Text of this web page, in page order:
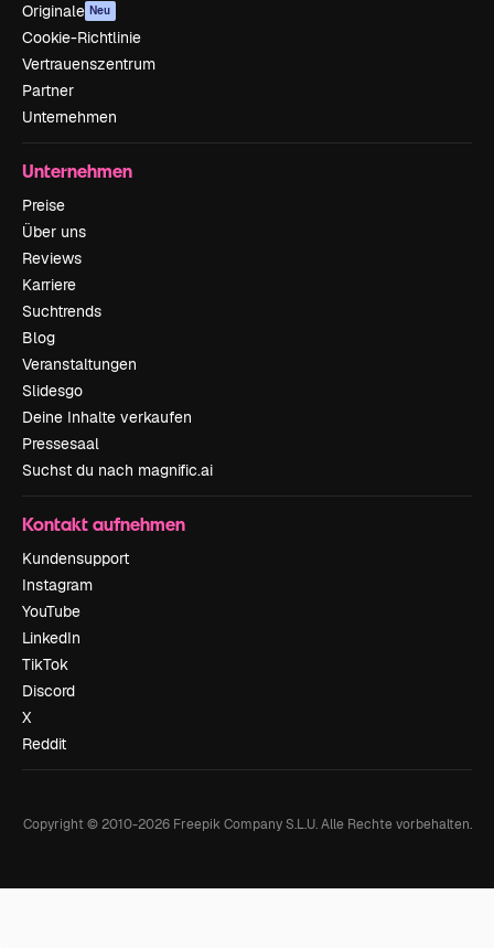
Originale Neu
Cookie-Richtlinie
Vertrauenszentrum
Partner
Unternehmen
Unternehmen
Preise
Über uns
Reviews
Karriere
Suchtrends
Blog
Veranstaltungen
Slidesgo
Deine Inhalte verkaufen
Pressesaal
Suchst du nach magnific.ai
Kontakt aufnehmen
Kundensupport
Instagram
YouTube
LinkedIn
TikTok
Discord
X
Reddit
Copyright © 2010-2026Freepik Company S.L.U. Alle Rechte vorbehalten.